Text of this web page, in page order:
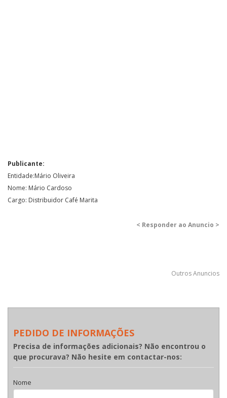
Publicante:
Entidade:Mário Oliveira
Nome: Mário Cardoso
Cargo: Distribuidor Café Marita
< Responder ao Anuncio >
Outros Anuncios
PEDIDO DE INFORMAÇÕES
Precisa de informações adicionais? Não encontrou o
que procurava? Não hesite em contactar-nos:
Nome